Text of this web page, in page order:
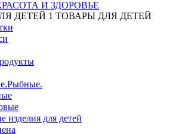
КРАСОТА И ЗДОРОВЬЕ
ТОВАРЫ ДЛЯ ДЕТЕЙ
изделия для детей